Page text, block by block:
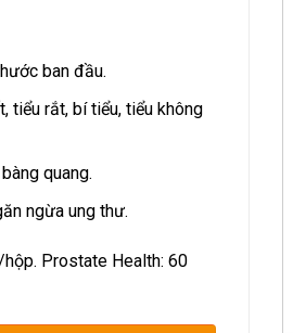
là:
2,600,000₫.
ban đầu.
tiểu rắt, bí tiểu, tiểu không
quang.
ngừa ung thư.
Prostate Health: 60